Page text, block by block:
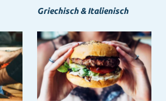
Griechisch & Italienisch